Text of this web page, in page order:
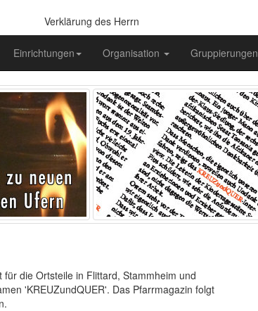
Verklärung des Herrn
Einrichtungen Organisation Gruppierungen
die Ortsteile in Flittard, Stammheim und
'KREUZundQUER'. Das Pfarrmagazin folgt